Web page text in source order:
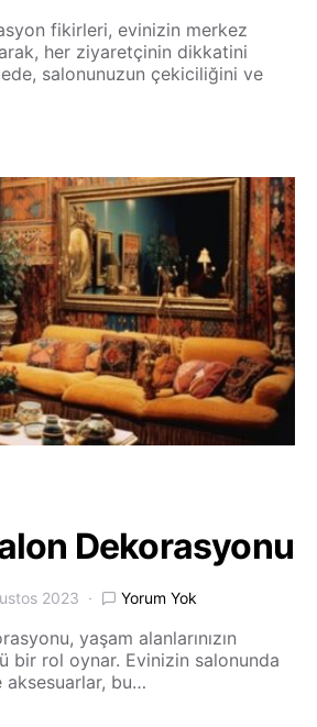
fikirleri, evinizin merkez
her ziyaretçinin dikkatini
salonunuzun çekiciliğini ve
Dekorasyonu
2023 Yorum Yok
yaşam alanlarınızın
bir rol oynar. Evinizin salonunda
aksesuarlar, bu…